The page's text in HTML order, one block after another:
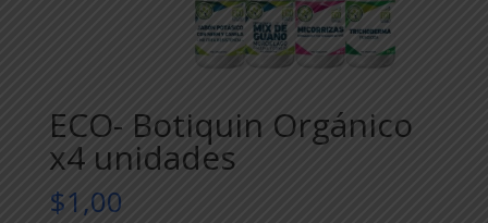
ECO- Botiquin Orgánico
x4 unidades
$1,00